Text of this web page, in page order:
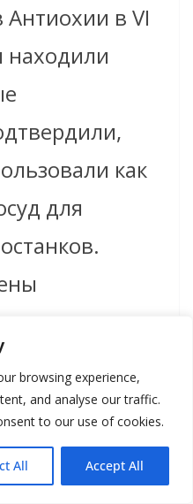
browsing experience,
and analyse our traffic.
to our use of cookies.
All Accept All
Антиохии в VI
находили
как
для
также
рога.
чёрный